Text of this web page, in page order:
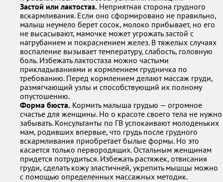
Застой или лактостаз. Неприятная сторона грудного
вскармливания. Если оно сформировано не правильно,
малыш неумело берет сосок, молоко прибывает, но его
не высасывают, мамочке может угрожать застой с
нагрубанием и покраснением желез. В тяжелых случаях
воспаление вызывает температуру, слабость, головную
боль. Избежать лактостаза можно частыми
прикладываниями и кормлением грудничка по
требованию. Перед кормлением делают массаж груди,
размягчающий узлы и способствующий их полному
опустошению.
Форма бюста. Кормить малыша грудью — огромное
счастье для женщины. Но о красоте своего тела не нужно
забывать. Консультанты по ГВ успокаивают молоденьких
мам, родивших впервые, что грудь после грудного
вскармливания приобретает былые формы. Но это
касается только первородящих. Остальным женщинам
придется потрудиться. Избежать растяжек, отвисания
груди, сделать кожу эластичней, укрепить мышцы можно
с помощью определенных массажных методик.